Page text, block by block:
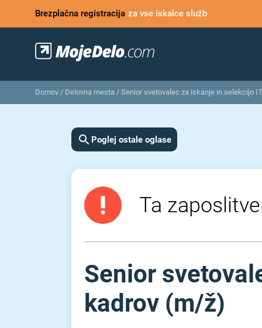
Brezplačna registracija za vse iskalce služb
Domov / Delovna mesta / Senior svetovalec za iskanje in selekcijo
Poglej ostale oglase
Ta
Senior
kadrov (m⁠/⁠ž)